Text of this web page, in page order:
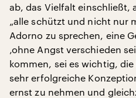
ab, das Vielfalt einschließt,
„alle schützt und nicht nur
Adorno zu sprechen, eine
‚ohne Angst verschieden
kommen, sei es wichtig,
sehr erfolgreiche
ernst zu nehmen und